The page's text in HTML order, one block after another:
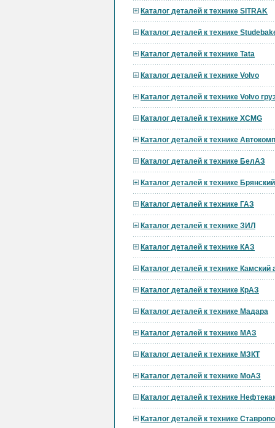
Каталог деталей к технике SITRAK
Каталог деталей к технике
Каталог деталей к технике Tata
Каталог деталей к технике Volvo
Каталог деталей к технике Volvo
Каталог деталей к технике XCMG
Каталог деталей к технике
Каталог деталей к технике БелАЗ
Каталог деталей к технике
Каталог деталей к технике ГАЗ
Каталог деталей к технике ЗИЛ
Каталог деталей к технике КАЗ
Каталог деталей к технике Камский
Каталог деталей к технике КрАЗ
Каталог деталей к технике Мадара
Каталог деталей к технике МАЗ
Каталог деталей к технике МЗКТ
Каталог деталей к технике МоАЗ
Каталог деталей к технике
Каталог деталей к технике